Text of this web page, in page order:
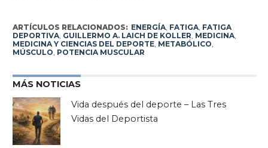
ARTÍCULOS RELACIONADOS: ENERGÍA, FATIGA, FATIGA
DEPORTIVA, GUILLERMO A. LAICH DE KOLLER MEDICINA,
MEDICINA Y CIENCIAS DEL DEPORTE, METABÓLICO
MÚSCULO POTENCIA MUSCULAR
MÁS NOTICIAS
Vida después del deporte – Las Tres
Vidas del Deportista